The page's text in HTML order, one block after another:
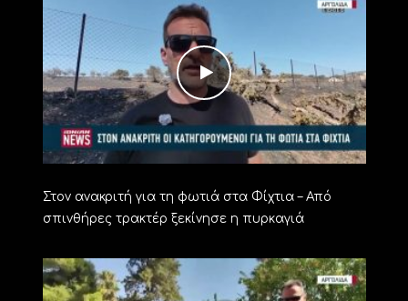
Στον ανακριτή για τη φωτιά στα Φίχτια – Από
σπινθήρες τρακτέρ ξεκίνησε η πυρκαγιά